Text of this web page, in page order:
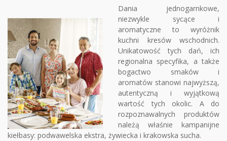
Dania jednogarnkowe,
niezwykle sycące i
aromatyczne to wyróżnik
kuchni kresów wschodnich.
Unikatowość tych dań, ich
regionalna specyfika, a także
bogactwo smaków i
aromatów stanowi najwyższą,
autentyczną i wyjątkową
wartość tych okolic. A do
rozpoznawalnych produktów
należą właśnie kampanijne
kiełbasy: podwawelska ekstra, żywiecka i krakowska sucha.